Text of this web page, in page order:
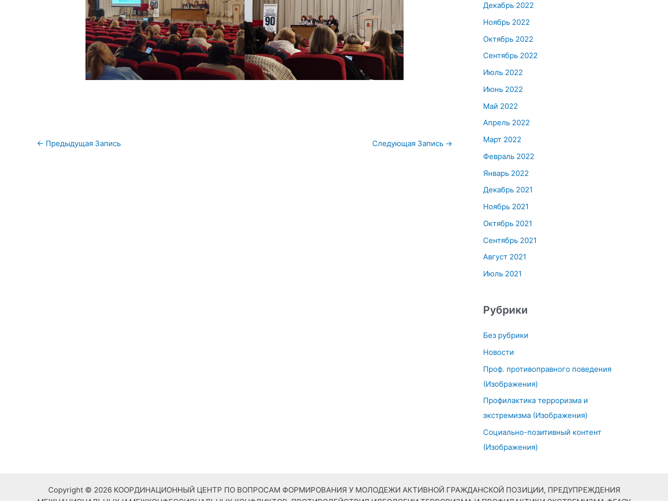
Навигация
← Предыдущая Запись Следующая Запись →
Декабрь 2022
Ноябрь 2022
Октябрь 2022
Сентябрь 2022
Июль 2022
Июнь 2022
Май 2022
Апрель 2022
Март 2022
Февраль 2022
Январь 2022
Декабрь 2021
Ноябрь 2021
Октябрь 2021
Сентябрь 2021
Август 2021
Июль 2021
Рубрики
Без рубрики
Новости
Проф. противоправного поведения
(Изображения)
Профилактика терроризма и
экстремизма (Изображения)
Социально-позитивный контент
(Изображения)
Copyright © 2026 КООРДИНАЦИОННЫЙ ЦЕНТР ПО ВОПРОСАМ ФОРМИРОВАНИЯ У МОЛОДЕЖИ АКТИВНОЙ ГРАЖДАНСКОЙ ПОЗИЦИИ, ПРЕДУПРЕЖДЕНИЯ